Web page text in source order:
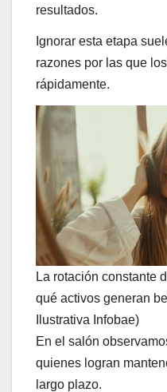
resultados.
Ignorar esta etapa
razones por las que
rápidamente.
La rotación constante
qué activos generan
Ilustrativa Infobae)
En el salón
quienes logran
largo plazo.